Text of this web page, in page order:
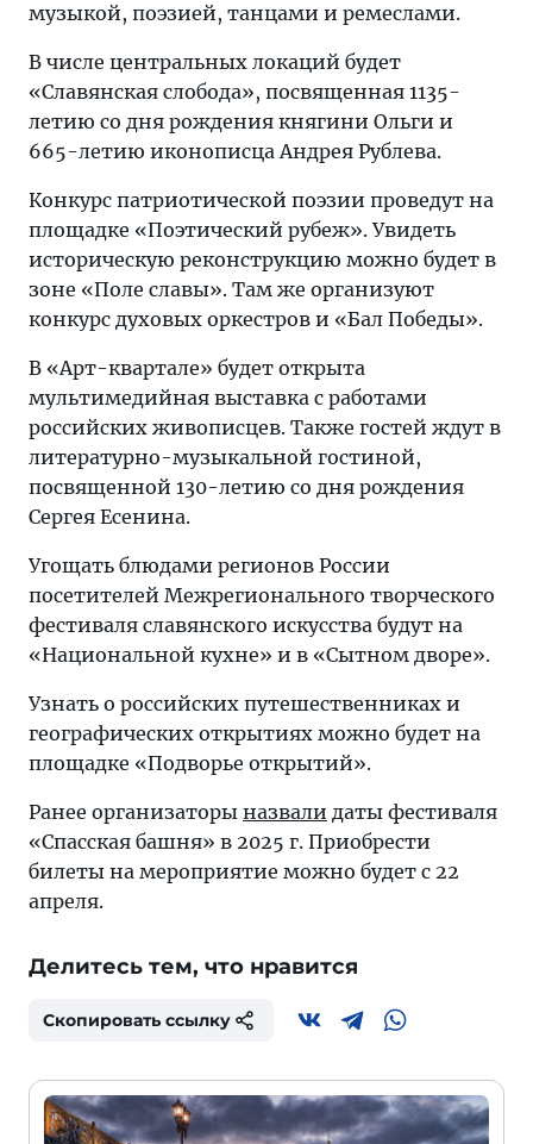
музыкой, поэзией, танцами и ремеслами.
В числе центральных локаций будет
«Славянская слобода», посвященная 1135-
летию со дня рождения княгини Ольги и
665-летию иконописца Андрея Рублева.
Конкурс патриотической поэзии проведут на
площадке «Поэтический рубеж». Увидеть
историческую реконструкцию можно будет в
зоне «Поле славы». Там же организуют
конкурс духовых оркестров и «Бал Победы».
В «Арт-квартале» будет открыта
мультимедийная выставка с работами
российских живописцев. Также гостей ждут в
литературно-музыкальной гостиной,
посвященной 130-летию со дня рождения
Сергея Есенина.
Угощать блюдами регионов России
посетителей Межрегионального творческого
фестиваля славянского искусства будут на
«Национальной кухне» и в «Сытном дворе».
Узнать о российских путешественниках и
географических открытиях можно будет на
площадке «Подворье открытий».
Ранее организаторы назвали даты фестиваля
«Спасская башня» в 2025 г. Приобрести
билеты на мероприятие можно будет с 22
апреля.
Делитесь тем, что нравится
Скопировать ссылку